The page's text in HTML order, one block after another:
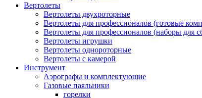
Вертолеты
Вертолеты двухроторные
Вертолеты для профессионалов (готовые
Вертолеты для профессионалов (наборы для
Вертолеты игрушки
Вертолеты однороторные
Вертолеты с камерой
Инструмент
Аэрографы и комплектующие
Газовые паяльники
горелки